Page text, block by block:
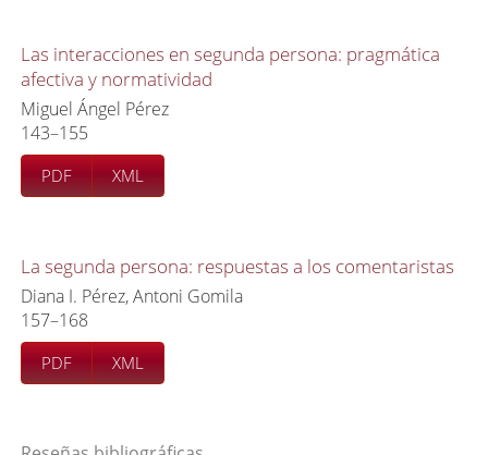
Las interacciones en segunda persona: pragmática
afectiva y normatividad
Miguel Ángel Pérez
143–155
PDF XML
La segunda persona: respuestas a los comentaristas
Diana I. Pérez, Antoni Gomila
157–168
PDF XML